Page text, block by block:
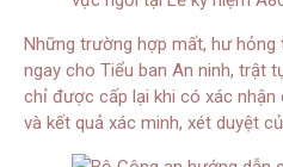
Những trường hợp mất, hư hỏng
ngay cho Tiểu ban An ninh, trật
chỉ được cấp lại khi có xác nhận
và kết quả xác minh, xét duyệt